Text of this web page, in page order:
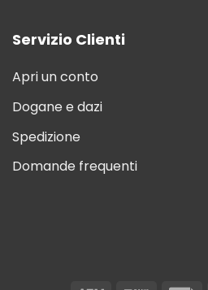
Servizio Clienti
Apri un conto
Dogane e dazi
Spedizione
Domande frequenti